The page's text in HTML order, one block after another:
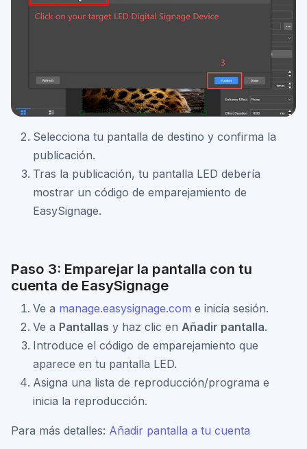
Selecciona tu pantalla de destino y confirma la
publicación.
Tras la publicación, tu pantalla LED debería
mostrar un código de emparejamiento de
EasySignage.
Paso 3: Emparejar la pantalla con tu
cuenta de EasySignage
Ve a manage.easysignage.com e inicia sesión.
Ve a Pantallas y haz clic en Añadir pantalla.
Introduce el código de emparejamiento que
aparece en tu pantalla LED.
Asigna una lista de reproducción/programa e
inicia la reproducción.
Para más detalles: Añadir pantalla a tu cuenta